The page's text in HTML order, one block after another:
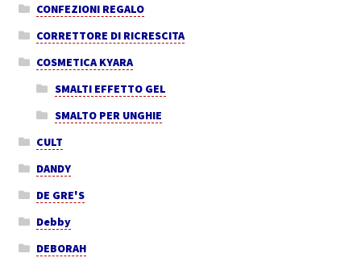
CONFEZIONI REGALO
CORRETTORE DI RICRESCITA
COSMETICA KYARA
SMALTI EFFETTO GEL
SMALTO PER UNGHIE
CULT
DANDY
DE GRE'S
Debby
DEBORAH